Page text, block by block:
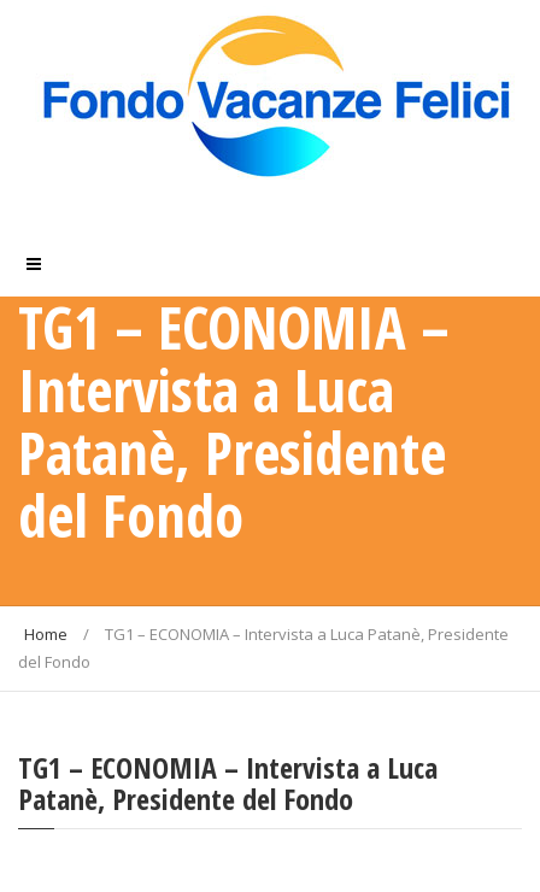
TG1 – ECONOMIA –
Intervista a Luca
Patanè, Presidente
del Fondo
Home /
TG1 – ECONOMIA – Intervista a Luca Patanè, Presidente
del Fondo
TG1 – ECONOMIA – Intervista a Luca
Patanè, Presidente del Fondo